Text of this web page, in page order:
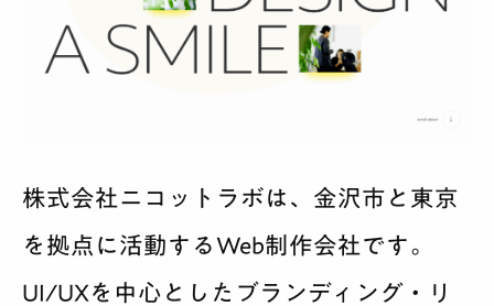
株式会社ニコットラボは、金沢市と東京
を拠点に活動するWeb制作会社です。
UI/UXを中心としたブランディング・リ